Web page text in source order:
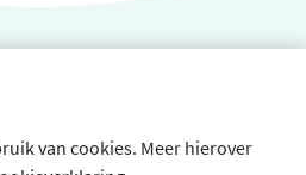
van cookies. Meer hierover